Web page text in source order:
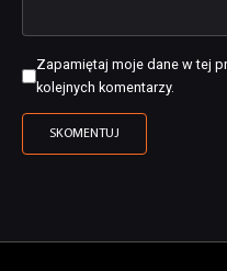
Zapamiętaj moje dane w tej
kolejnych komentarzy.